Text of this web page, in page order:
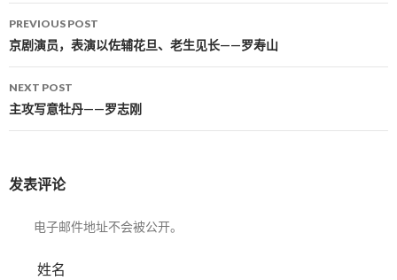
Post navigation
PREVIOUS POST
京剧演员，表演以佐辅花旦、老生见长——罗寿山
NEXT POST
主攻写意牡丹——罗志刚
发表评论
电子邮件地址不会被公开。
姓名